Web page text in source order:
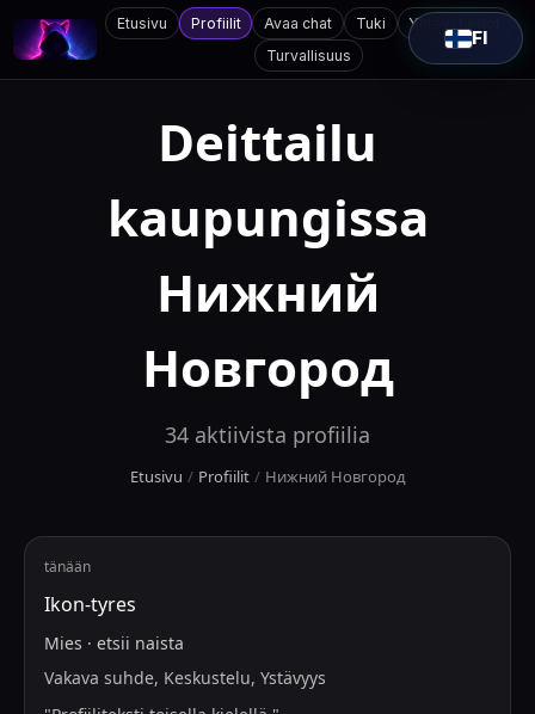
Etusivu Profiilit Avaa chat Tuki
Yhteystiedot
Turvallisuus
FI
Deittailu
kaupungissa
Нижний
Новгород
34 aktiivista profiilia
Etusivu / Profiilit / Нижний Новгород
tänään
Ikon-tyres
Mies · etsii naista
Vakava suhde, Keskustelu, Ystävyys